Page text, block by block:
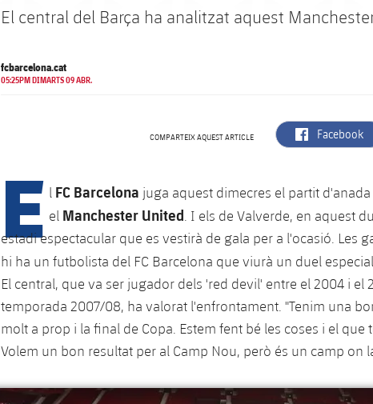
El central del Barça ha analitzat aquest
fcbarcelona.cat
05:25PM DIMARTS 09 ABR.
COMPARTEIX AQUEST ARTICLE Facebook
E l FC Barcelona juga aquest dimecres el partit
el Manchester United. I els de Valverde, en aquest
estadi espectacular que es vestirà de gala per a l'ocasió. Les
hi ha un futbolista del FC Barcelona que viurà un duel
El central, que va ser jugador dels 'red devil' entre el 2004 i el
temporada 2007/08, ha valorat l'enfrontament. "Tenim una
molt a prop i la final de Copa. Estem fent bé les coses i el que
Volem un bon resultat per al Camp Nou, però és un camp on